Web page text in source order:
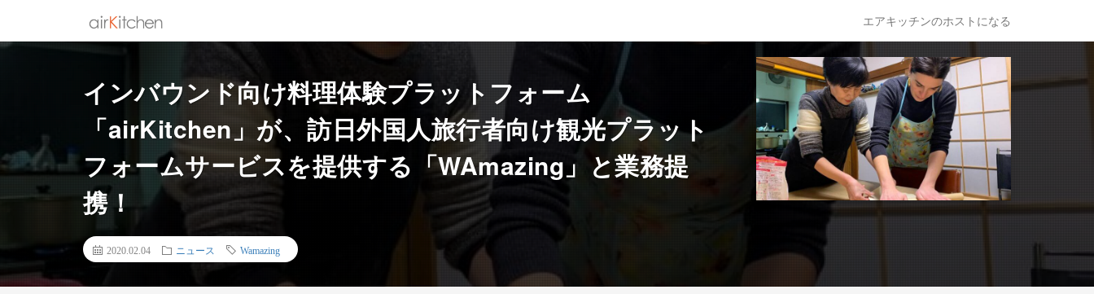
エアキッチンのホストになる
インバウンド向け料理体験プラットフォーム
「airKitchen」が、訪日外国人旅行者向け観光プラット
フォームサービスを提供する「WAmazing」と業務提
携！
2020.02.04 ニュース Wamazing